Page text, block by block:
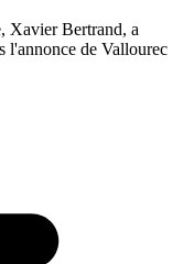
Xavier Bertrand, a
l'annonce de Vallourec